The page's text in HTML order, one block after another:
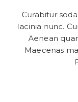
Curabitur
lacinia nunc.
Aenean
Maecenas